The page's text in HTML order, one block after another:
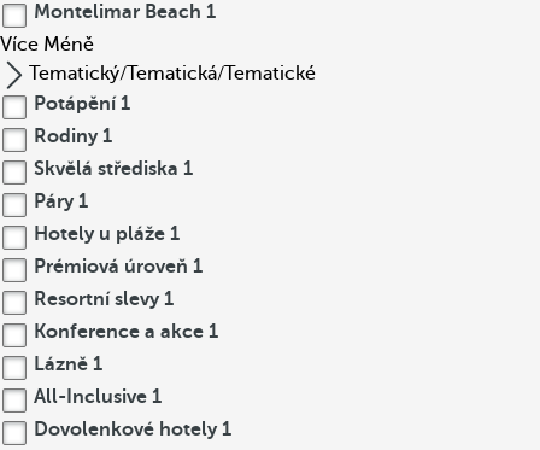
Montelimar Beach 1
Více Méně
Tematický/Tematická/Tematické
Potápění1
Rodiny 1
Skvělá střediska 1
Páry 1
Hotely u pláže 1
Prémiová úroveň 1
Resortní slevy 1
Konference a akce 1
Lázně 1
All-Inclusive 1
Dovolenkové hotely 1